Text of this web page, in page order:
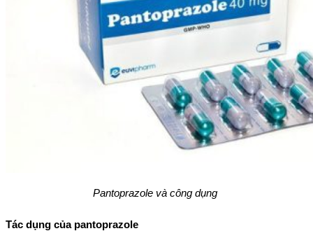
Pantoprazole và công dụng
Tác dụng của pantoprazole